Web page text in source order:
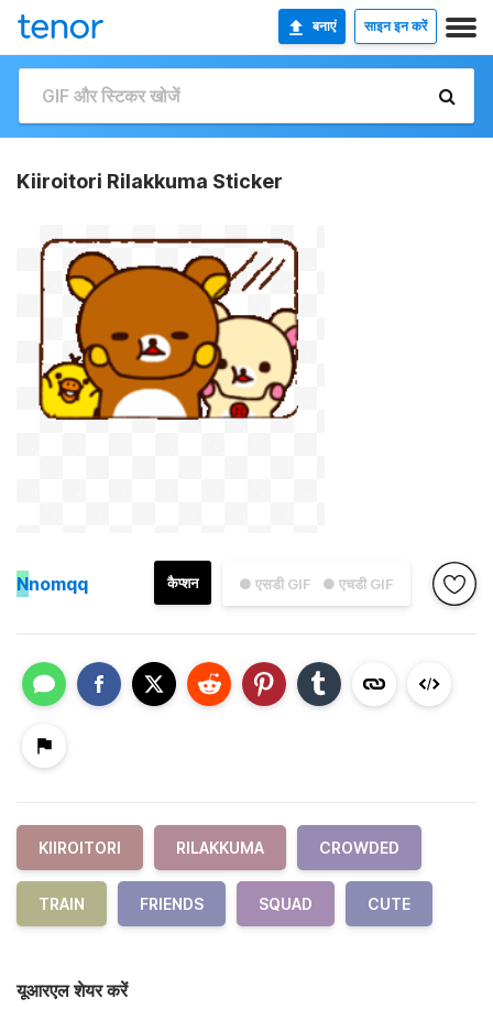
बनाएं साइन इन करें
Kiiroitori Rilakkuma Sticker
● एसडी GIF ● एचडी GIF
कैप्शन
Nnomqq
KIIROITORI RILAKKUMA CROWDED
TRAIN FRIENDS SQUAD CUTE
यूआरएल शेयर करें